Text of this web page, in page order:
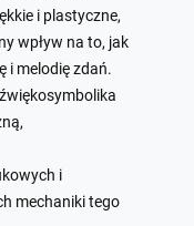
i plastyczne,
wpływ na to, jak
i melodię zdań.
i
mechaniki tego